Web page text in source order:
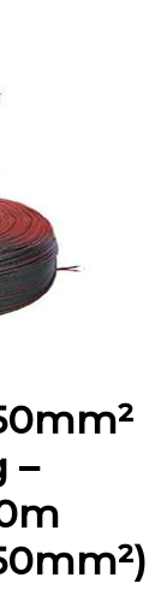
–